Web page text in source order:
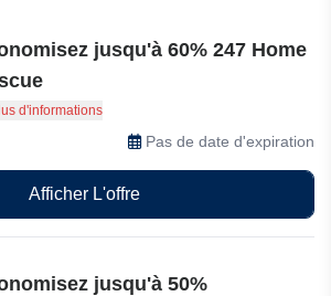
jusqu'à 60% 247 Home
60% de réduction sur les housses de
chez 247 Home Rescue
Plus d'informations
Pas de date d'expiration
Afficher L'offre
jusqu'à 50%